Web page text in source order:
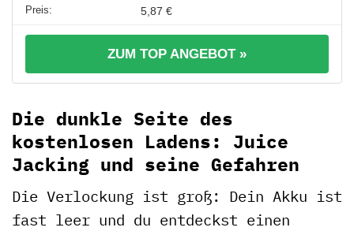
5,87 €
ZUM TOP ANGEBOT »
Die dunkle Seite des
kostenlosen Ladens: Juice
Jacking und seine Gefahren
Die Verlockung ist groß: Dein Akku ist
fast leer und du entdeckst einen